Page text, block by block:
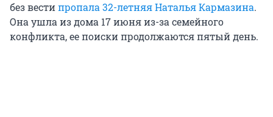
без вестипропала 32-летняя Наталья Кармазина.
Она ушла из дома 17 июня из-за семейного
конфликта, ее поиски продолжаются пятый день.